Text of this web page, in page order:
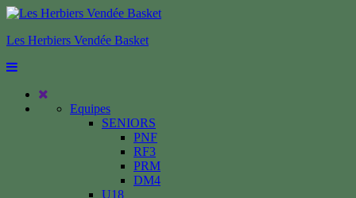
Les Herbiers Vendée Basket
Equipes
SENIORS
PNF
RF3
PRM
DM4
U18